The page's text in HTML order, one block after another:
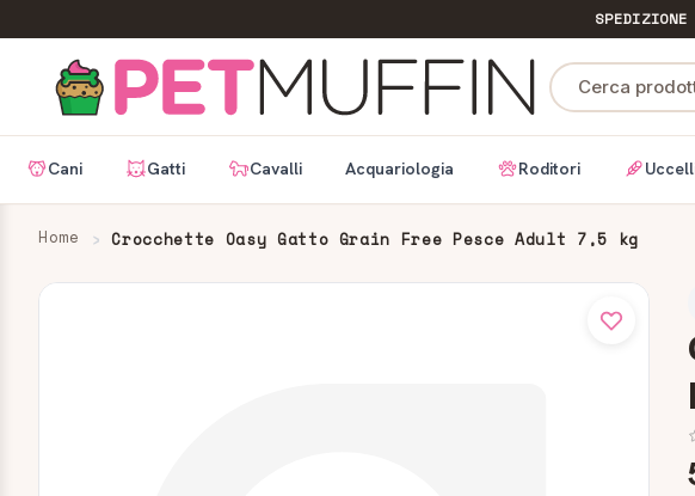
SPEDIZIONE
Cerca
Cani Gatti Cavalli Acquariologia Roditori
Home Crocchette Oasy Gatto Grain Free Pesce Adult 7,5 kg